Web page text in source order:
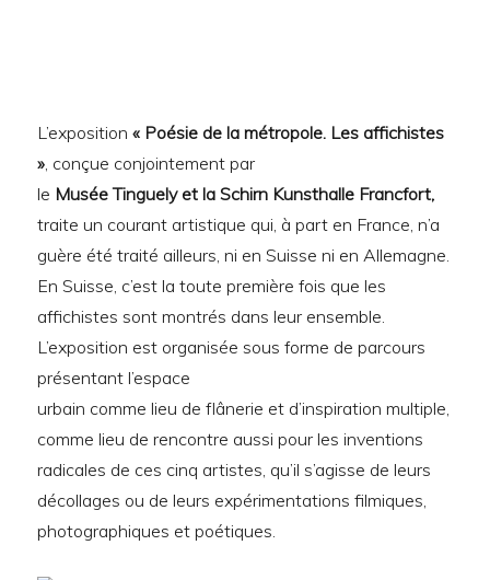
L’exposition« Poésie de la métropole. Les affichistes
», conçue conjointement par
le Musée Tinguely et la Schirn Kunsthalle Francfort,
traite un courant artistique qui, à part en France, n’a
guère été traité ailleurs, ni en Suisse ni en Allemagne.
En Suisse, c’est la toute première fois que les
affichistes sont montrés dans leur ensemble.
L’exposition est organisée sous forme de parcours
présentant l’espace
urbain comme lieu de flânerie et d’inspiration multiple,
comme lieu de rencontre aussi pour les inventions
radicales de ces cinq artistes, qu’il s’agisse de leurs
décollages ou de leurs expérimentations filmiques,
photographiques et poétiques.